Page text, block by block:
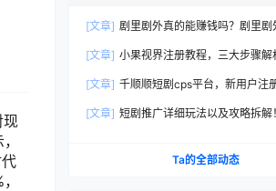
现
[文章] 剧里剧外真的能赚钱吗？剧里剧
[文章] 小果视界注册教程，三大步骤解
[文章] 千顺顺短剧cps平台，新用户注
[文章] 短剧推广详细玩法以及攻略拆解！
Ta的全部动态